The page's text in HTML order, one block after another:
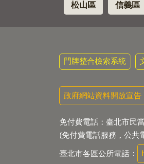
松山區 信義區
門牌整合檢索系統
政府網站資料開放宣告
免付費電話：臺北市民
(免付費電話服務，公共
臺北市各區公所電話：